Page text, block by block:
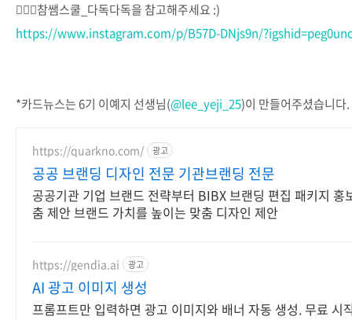
💁🏻‍♀️참쌤스쿨_다독다독을 참고해주세요 :)
https://www.instagram.com/p/B57D-DNjs9n/
*카드뉴스는 6기 이예지 선생님(@lee_yeji_25)이 만들어주셨습니다.
https://quarkno.com/ 광고
공공 브랜딩 디자인 전문 기관브랜딩 전문
공공기관 기업 브랜드 전략부터 BIBX 브랜딩 편집 패키지 홍
춤 제안 브랜드 가치를 높이는 맞춤 디자인 제안
https://gendia.ai 광고
AI 광고 이미지 생성
프롬프트만 입력하면 광고 이미지와 배너 자동 생성. 무료 시